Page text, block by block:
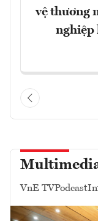
vệ thương
nghiệp
VnE TVPodcast